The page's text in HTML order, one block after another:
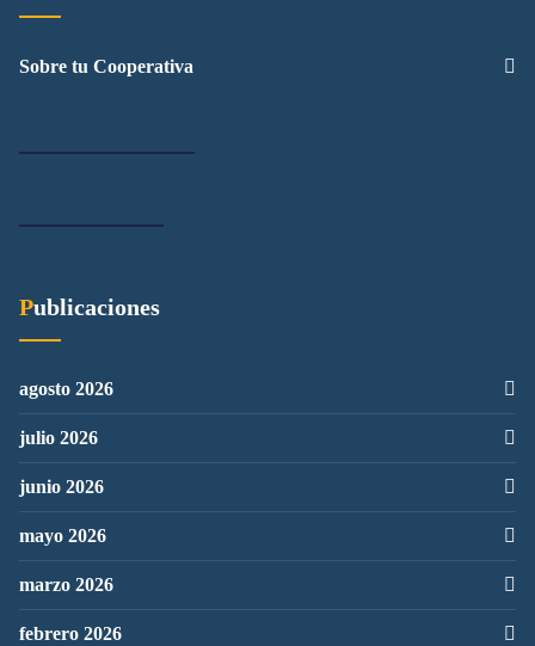
Sobre tu Cooperativa
Publicaciones
agosto 2026
julio 2026
junio 2026
mayo 2026
marzo 2026
febrero 2026